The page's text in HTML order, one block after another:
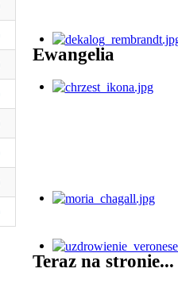
Ewangelia
Teraz na stronie...